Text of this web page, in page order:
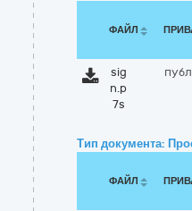
ФАЙЛ
sig
n.p
7s
Тип документа:
ФАЙЛ